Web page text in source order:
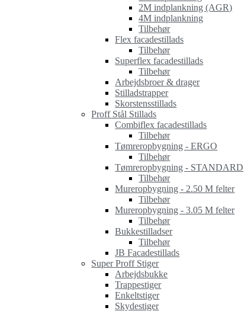
2M indplankning (AGR)
4M indplankning
Tilbehør
Flex facadestillads
Tilbehør
Superflex facadestillads
Tilbehør
Arbejdsbroer & drager
Stilladstrapper
Skorstensstillads
Proff Stål Stillads
Combiflex facadestillads
Tilbehør
Tømreropbygning - ERGO
Tilbehør
Tømreropbygning - STANDARD
Tilbehør
Mureropbygning - 2.50 M felter
Tilbehør
Mureropbygning - 3.05 M felter
Tilbehør
Bukkestilladser
Tilbehør
JB Facadestillads
Super Proff Stiger
Arbejdsbukke
Trappestiger
Enkeltstiger
Skydestiger